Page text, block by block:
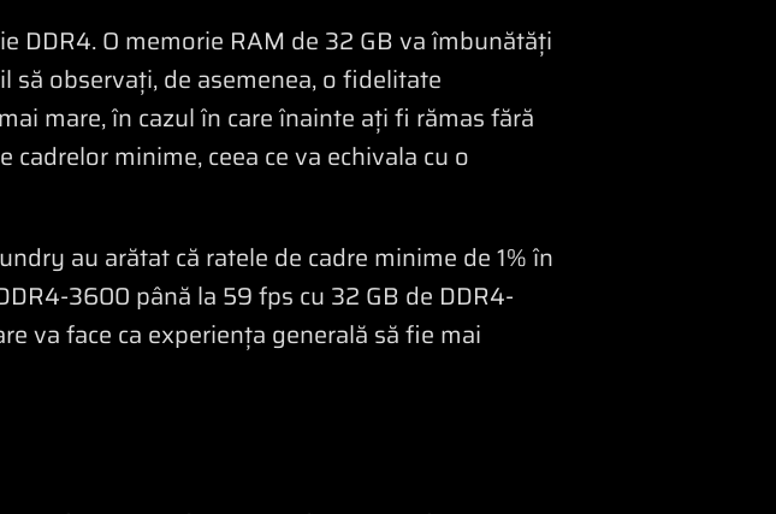
DDR4. O memorie RAM de 32 GB va îmbunătăți
să observați, de asemenea, o fidelitate
mare, în cazul în care înainte ați fi rămas fără
minime, ceea ce va echivala cu o
au arătat că ratele de cadre minime de 1% în
3600 până la 59 fps cu 32 GB de DDR4-
va face ca experiența generală să fie mai